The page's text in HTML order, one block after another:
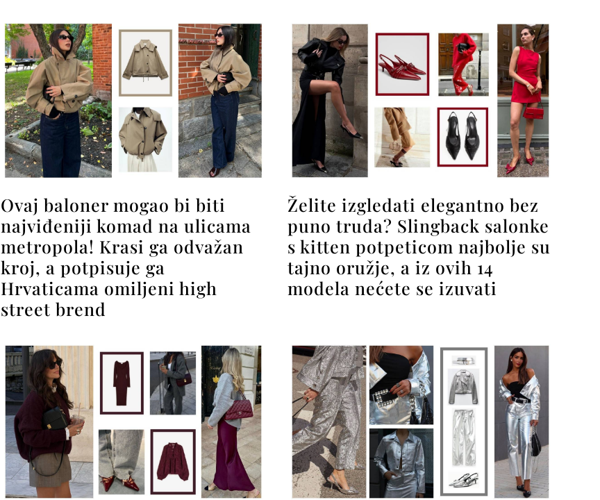
Ovaj baloner mogao bi biti
najviđeniji komad na ulicama
metropola! Krasi ga odvažan
kroj, a potpisuje ga
Hrvaticama omiljeni high
street brend
Želite izgledati elegantno bez
puno truda? Slingback salonke
s kitten potpeticom najbolje su
tajno oružje, a iz ovih 14
modela nećete se izuvati